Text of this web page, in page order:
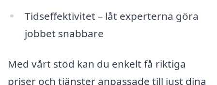
Tidseffektivitet – låt experterna göra
jobbet snabbare
Med vårt stöd kan du enkelt få riktiga
priser och tjänster anpassade till just dina